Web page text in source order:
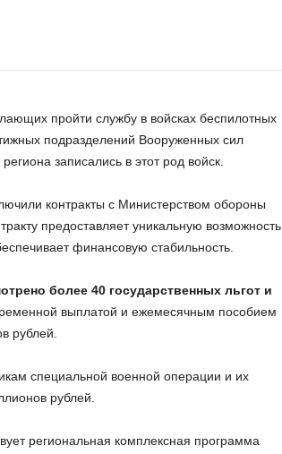
пройти службу в войсках беспилотных
подразделений Вооруженных сил
записались в этот род войск.
контракты с Министерством обороны
предоставляет уникальную возможность
финансовую стабильность.
более 40 государственных льгот и
выплатой и ежемесячным пособием
рублей.
специальной военной операции и их
рублей.
региональная комплексная программа